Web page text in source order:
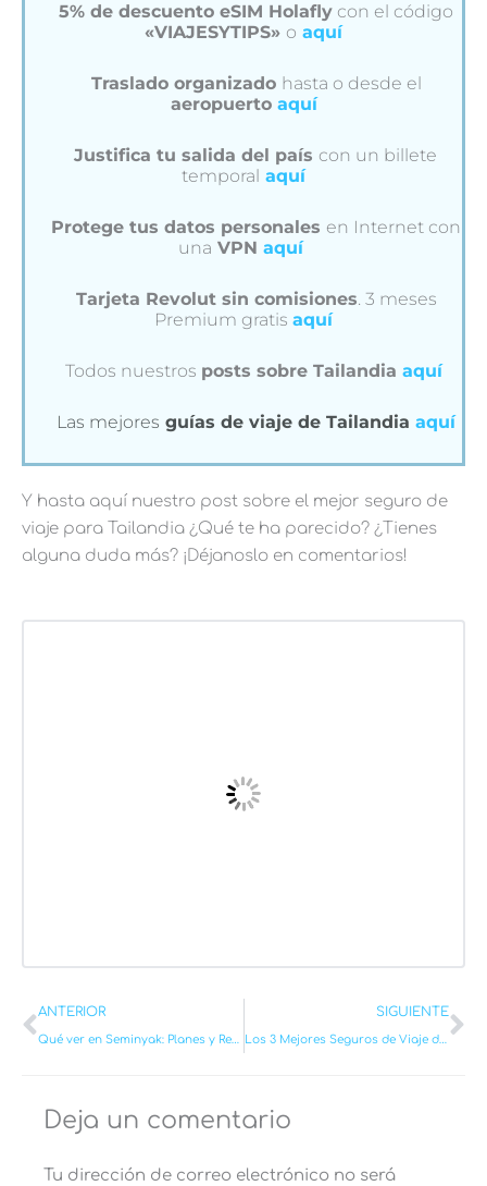
5% de descuento eSIM Holafly con el código
«VIAJESYTIPS» o aquí
Traslado organizado hasta o desde el
aeropuerto aquí
Justifica tu salida del país con un billete
temporal aquí
Protege tus datos personales en Internet con
una VPN aquí
Tarjeta Revolut sin comisiones. 3 meses
Premium gratis aquí
Todos nuestros posts sobre Tailandia aquí
Las mejores guías de viaje de Tailandiaaquí
Y hasta aquí nuestro post sobre el mejor seguro de
viaje para Tailandia ¿Qué te ha parecido? ¿Tienes
alguna duda más? ¡Déjanoslo en comentarios!
Ant
ANTERIOR
Qué ver en Seminyak: Planes y Recomendaciones con mapa (Guía 2026)
SIGUIENTE
Los 3 Mejores Seguros de Viaje del 2026 (Comparativa)
Deja un comentario
Tu dirección de correo electrónico no será